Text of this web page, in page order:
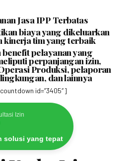
Jasa IPP Terbatas
biaya yang dikeluarkan
kinerja tim yang terbaik
pelayanan yang
perpanjangan izin,
Produksi, pelaporan
dan lainnya
id=”3405″]
Izin
solusi yang tepat